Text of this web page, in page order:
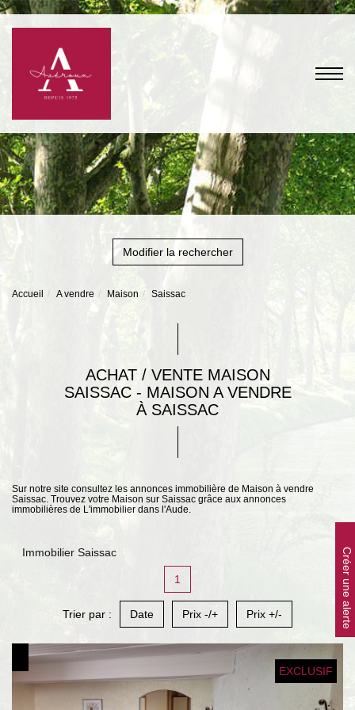
Modifier la rechercher
Accueil A vendre Maison Saissac
ACHAT / VENTE MAISON
SAISSAC - MAISON A VENDRE
À SAISSAC
Sur notre site consultez les annonces immobilière de Maison à vendre
Saissac. Trouvez votre Maison sur Saissac grâce aux annonces
immobilières de L'immobilier dans l'Aude.
Immobilier Saissac Créer une alerte
1
Trier par : Date Prix -/+ Prix +/-
EXCLUSIF